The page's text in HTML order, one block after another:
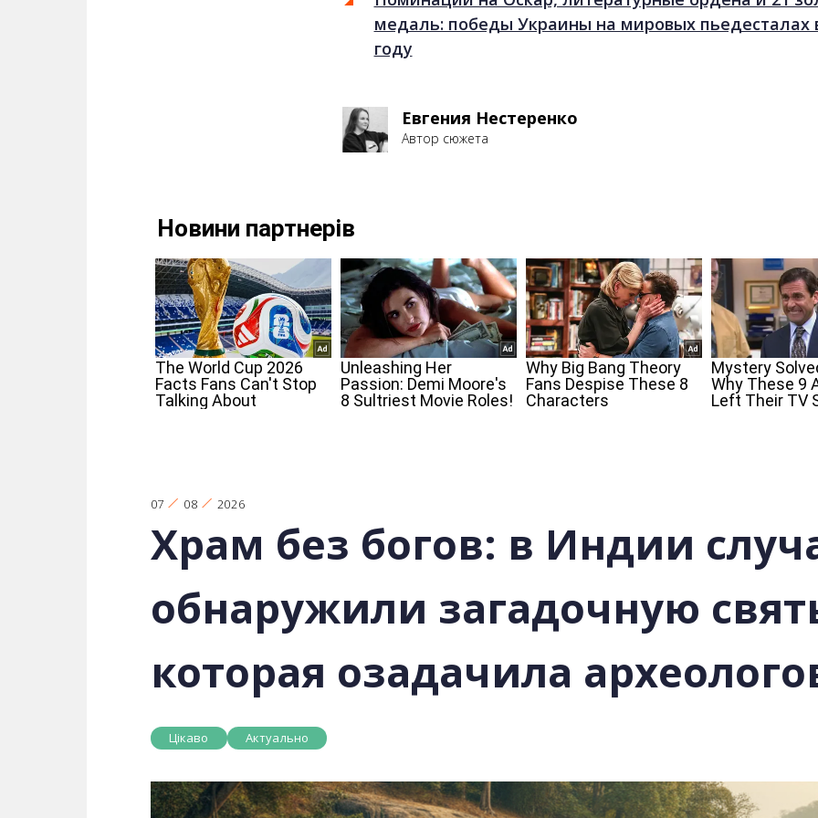
медаль: победы Украины на мировых пьедесталах
году
Евгения Нестеренко
Автор сюжета
07 08 2026
Храм без богов: в Индии
обнаружили загадочную
которая озадачила
Цікаво Актуально